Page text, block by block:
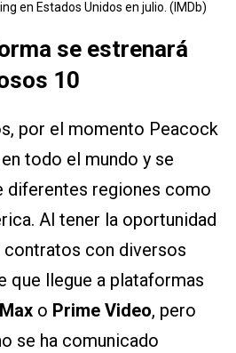
en Estados Unidos en julio. (IMDb)
se estrenará
10
por el momento Peacock
todo el mundo y se
diferentes regiones como
Al tener la oportunidad
contratos con diversos
que llegue a plataformas
o Prime Video, pero
se ha comunicado